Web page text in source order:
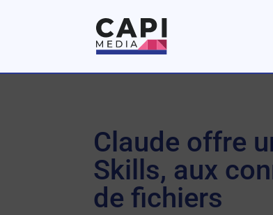
Claude offre
Skills, aux
de fichiers